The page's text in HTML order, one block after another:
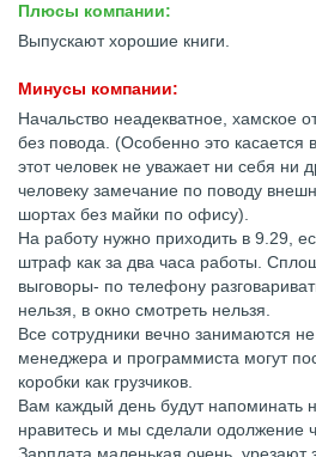
Плюсы компании:
Выпускают хорошие книги.
Минусы компании:
Начальство неадекватное, хамское
без повода. (Особенно это касается
этот человек не уважает ни себя ни
человеку замечание по поводу
шортах без майки по офису).
На работу нужно приходить в 9.29,
штраф как за два часа работы.
выговоры- по телефону
нельзя, в окно смотреть нельзя.
Все сотрудники вечно занимаются
менеджера и программиста могут
коробки как грузчиков.
Вам каждый день будут напоминать
нравитесь и мы сделали одолжение